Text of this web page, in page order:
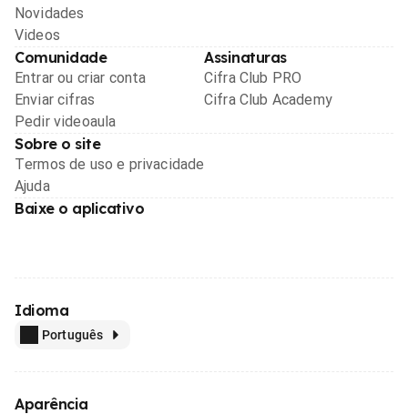
Novidades
Videos
Comunidade
Entrar ou criar conta
Enviar cifras
Pedir videoaula
Assinaturas
Cifra Club PRO
Cifra Club Academy
Sobre o site
Termos de uso e privacidade
Ajuda
Baixe o aplicativo
Idioma
Português
Aparência